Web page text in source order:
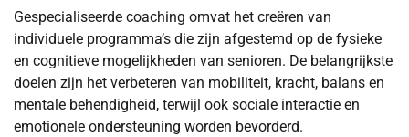
Gespecialiseerde coaching omvat het creëren van
individuele programma’s die zijn afgestemd op de fysieke
en cognitieve mogelijkheden van senioren. De belangrijkste
doelen zijn het verbeteren van mobiliteit, kracht, balans en
mentale behendigheid, terwijl ook sociale interactie en
emotionele ondersteuning worden bevorderd.